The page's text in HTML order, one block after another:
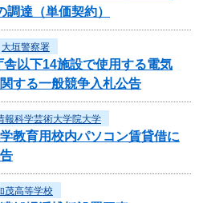
達（単価契約）
大垣警察署
以下14施設で使用する電気
する一般競争入札公告
報科学芸術大学院大学
教育用校内パソコン賃貸借に
茂高等学校